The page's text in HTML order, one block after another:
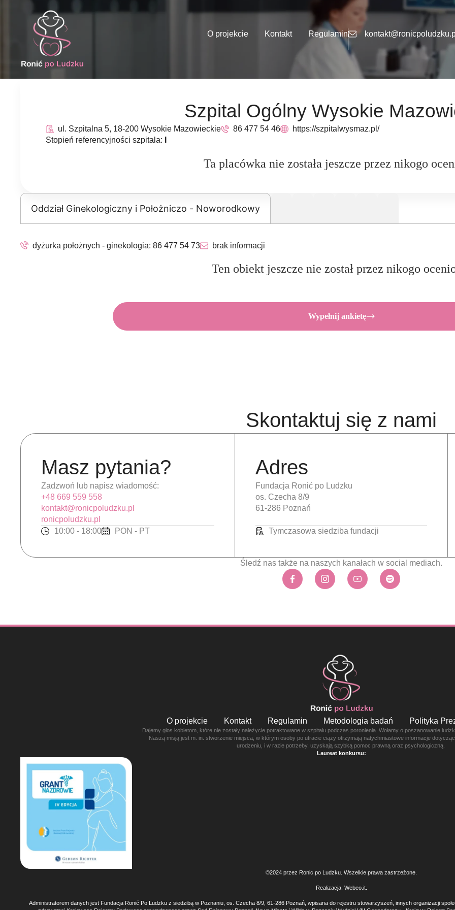
O projekcie Kontakt Regulamin
Szpital Ogólny Wysokie
ul. Szpitalna 5, 18-200 Wysokie Mazowieckie 86 477 54 46
https://szpitalwysmaz.pl/
Stopień referencyjności szpitala:
Ta placówka nie została jeszcze przez nikogo
Oddział Ginekologiczny i Położniczo - Noworodkowy
dyżurka położnych - ginekologia: 86 477 54 73 brak informacji
Ten obiekt jeszcze nie został przez nikogo
Wypełnij ankietę
Skontaktuj się z nami
Masz pytania?
Zadzwoń lub napisz wiadomość:
+48 669 559 558
kontakt@ronicpoludzku.pl
ronicpoludzku.pl
10:00 - 18:00
PON - PT
Adres
Fundacja Ronić po Ludzku
os. Czecha 8/9
61-286 Poznań
Tymczasowa siedziba fundacji
Śledź nas także na naszych kanałach w social mediach.
O projekcie Kontakt Regulamin Metodologia badań Polityka
Dajemy głos kobietom, które nie zostały należycie potraktowane w szpitalu podczas poronienia. Wołamy o poszanowanie
Naszą misją jest m. in. stworzenie miejsca, w którym osoby po utracie ciąży otrzymają natychmiastowe informacje
urodzeniu, i w razie potrzeby, uzyskają szybką pomoc prawną oraz psychologiczną.
Laureat konkursu:
©2024 przez Ronic po Ludzku. Wszelkie prawa zastrzeżone.
Realizacja: Webeo.it.
Administratorem danych jest Fundacja Ronić Po Ludzku z siedzibą w Poznaniu, os. Czecha 8/9, 61-286 Poznań, wpisana do rejestru stowarzyszeń, innych organizacji